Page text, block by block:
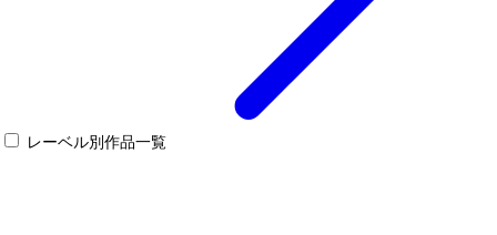
レーベル別作品一覧